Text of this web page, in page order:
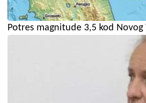
Potres magnitude 3,5 kod